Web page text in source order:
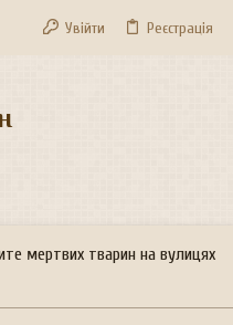
Увійти Реєстрація
мертвих тварин на вулицях